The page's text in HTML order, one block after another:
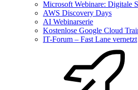
Microsoft Webinare: Digitale
AWS Discovery Days
AI Webinarserie
Kostenlose Google Cloud
IT-Forum – Fast Lane vernetzt